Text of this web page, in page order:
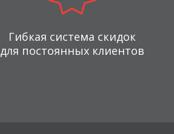
Гибкая система скидок
для постоянных клиентов